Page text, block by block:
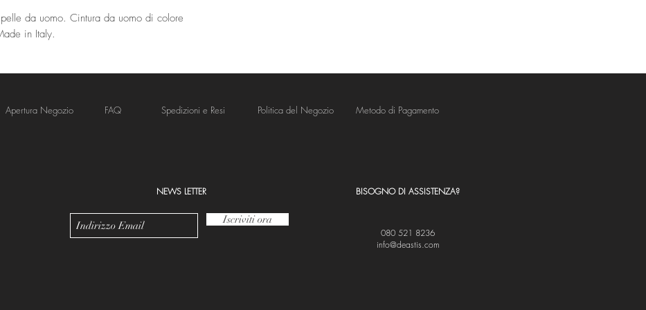
da uomo. Cintura da uomo di colore
in Italy.
Apertura Negozio FAQ Spedizioni e Resi Politica del Negozio Metodo di Pagamento
Iscriviti ora
NEWS LETTER BISOGNO DI ASSISTENZA?
080 521 8236
info@deastis.com